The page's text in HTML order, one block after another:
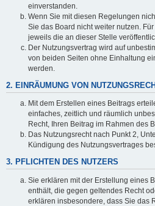
einverstanden.
Wenn Sie mit diesen Regelungen
Sie das Board nicht weiter nutzen.
jeweils die an dieser Stelle
Der Nutzungsvertrag wird auf
von beiden Seiten ohne Einhaltung
werden.
2. EINRÄUMUNG VON
Mit dem Erstellen eines Beitrags
einfaches, zeitlich und räumlich
Recht, Ihren Beitrag im Rahmen des
Das Nutzungsrecht nach Punkt 2,
Kündigung des Nutzungsvertrages
3. PFLICHTEN DES NUTZERS
Sie erklären mit der Erstellung eines
enthält, die gegen geltendes Recht
erklären insbesondere, dass Sie das